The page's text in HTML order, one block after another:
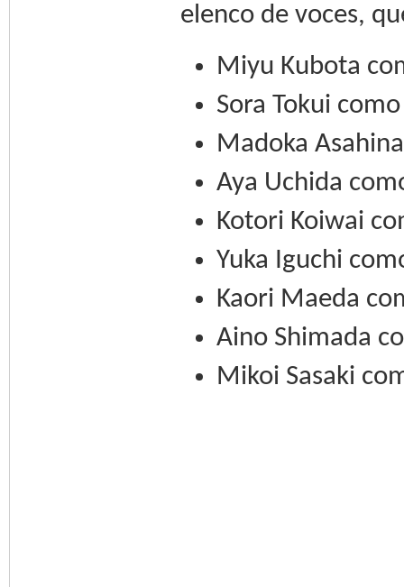
elenco de voces,
Miyu Kubota
Sora Tokui
Madoka
Aya Uchida
Kotori Koiwai
Yuka Iguchi
Kaori Maeda
Aino Shimada
Mikoi Sasaki